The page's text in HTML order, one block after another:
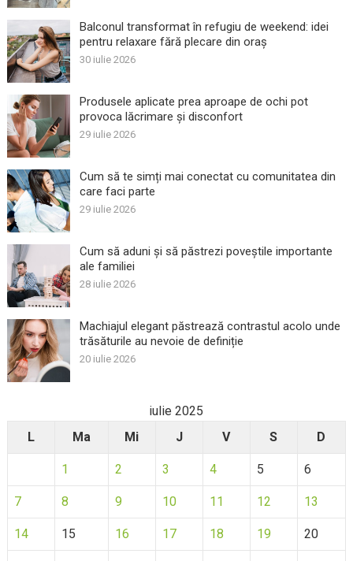
Balconul transformat în refugiu de weekend: idei
pentru relaxare fără plecare din oraș
30 iulie 2026
Produsele aplicate prea aproape de ochi pot
provoca lăcrimare și disconfort
29 iulie 2026
Cum să te simți mai conectat cu comunitatea din
care faci parte
29 iulie 2026
Cum să aduni și să păstrezi poveștile importante
ale familiei
28 iulie 2026
Machiajul elegant păstrează contrastul acolo unde
trăsăturile au nevoie de definiție
20 iulie 2026
iulie 2025
L
Ma Mi J V S D
1 2 3 4 5 6
7 8 9 10 11 12 13
14 15 16 17 18 19 20